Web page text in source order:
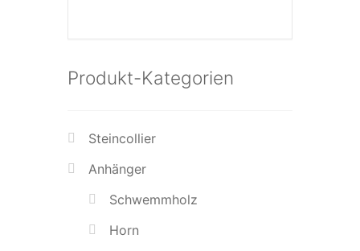
Produkt-Kategorien
Steincollier
Anhänger
Schwemmholz
Horn